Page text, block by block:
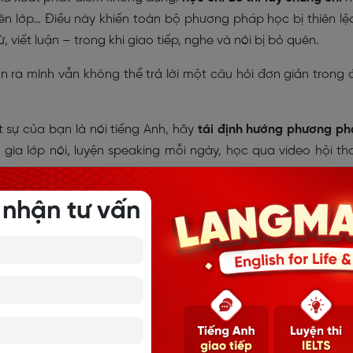
lên lớp… Điều này khiến toàn bộ phương pháp học bị thiên
viết luận – trong khi giao tiếp, nghe và nói bị bỏ quên.
ra mình vẫn không thể trả lời một câu hỏi đơn giản trong
sự của bạn là nói tiếng Anh, hãy tái định hướng phương
gia lớp nói, luyện speaking mỗi ngày, học qua video hội
giỏi? Nguyên nhân là gì?
pháp
đích đến. Tuy nhiên, nhiều người lại biến việc học ngữ
cấu trúc phức tạp, học lý thuyết không áp dụng
tư vấn